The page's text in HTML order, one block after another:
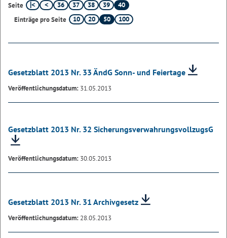
Seite 36 37 38 39
40
Einträge pro Seite
10 20 50 100
Gesetzblatt 2013 Nr. 33 ÄndG Sonn- und Feiertage
Veröffentlichungsdatum: 31.05.2013
Gesetzblatt 2013 Nr. 32 SicherungsverwahrungsvollzugsG
Veröffentlichungsdatum: 30.05.2013
Gesetzblatt 2013 Nr. 31 Archivgesetz
Veröffentlichungsdatum: 28.05.2013